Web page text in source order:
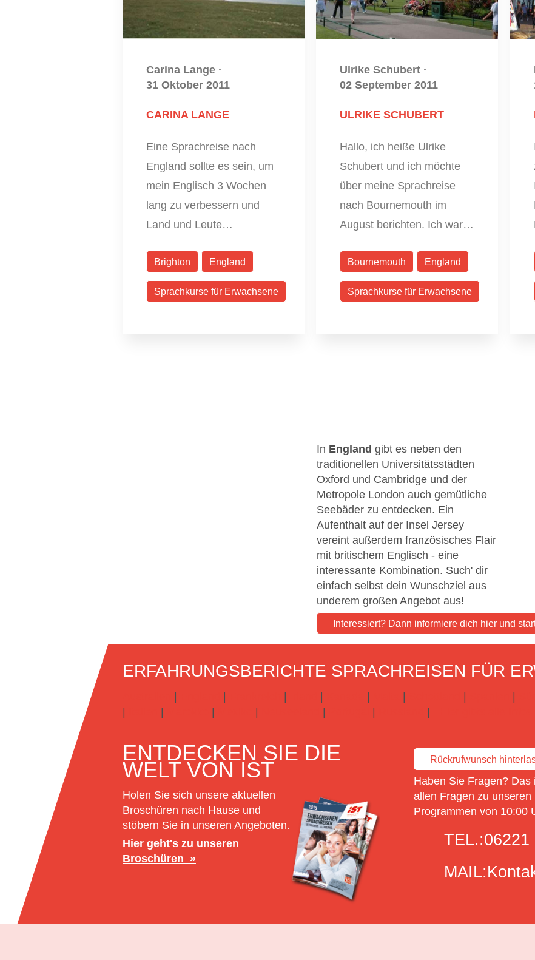
Carina Lange ·
31 Oktober 2011
CARINA LANGE
Eine Sprachreise nach
England sollte es sein, um
mein Englisch 3 Wochen
lang zu verbessern und
Land und Leute…
Brighton England
Sprachkurse für Erwachsene
Ulrike Schubert ·
02 September 2011
ULRIKE SCHUBERT
Hallo, ich heiße Ulrike
Schubert und ich möchte
über meine Sprachreise
nach Bournemouth im
August berichten. Ich war…
Bournemouth England
Sprachkurse für Erwachsene
In England gibt es neben den
traditionellen Universitätsstädten
Oxford und Cambridge und der
Metropole London auch gemütliche
Seebäder zu entdecken. Ein
Aufenthalt auf der Insel Jersey
vereint außerdem französisches Flair
mit britischem Englisch - eine
interessante Kombination. Such' dir
einfach selbst dein Wunschziel aus
underem großen Angebot aus!
Interessiert? Dann informiere dich hier und
ERFAHRUNGSBERICHTE SPRACHREISEN FÜR
ENTDECKEN SIE DIE
WELT VON IST
Holen Sie sich unsere aktuellen
Broschüren nach Hause und
stöbern Sie in unseren Angeboten.
Hier geht's zu unseren
Broschüren
Rückrufwunsch
Haben Sie Fragen? Das
allen Fragen zu
Programmen von 10:00
TEL.:06221
MAIL: